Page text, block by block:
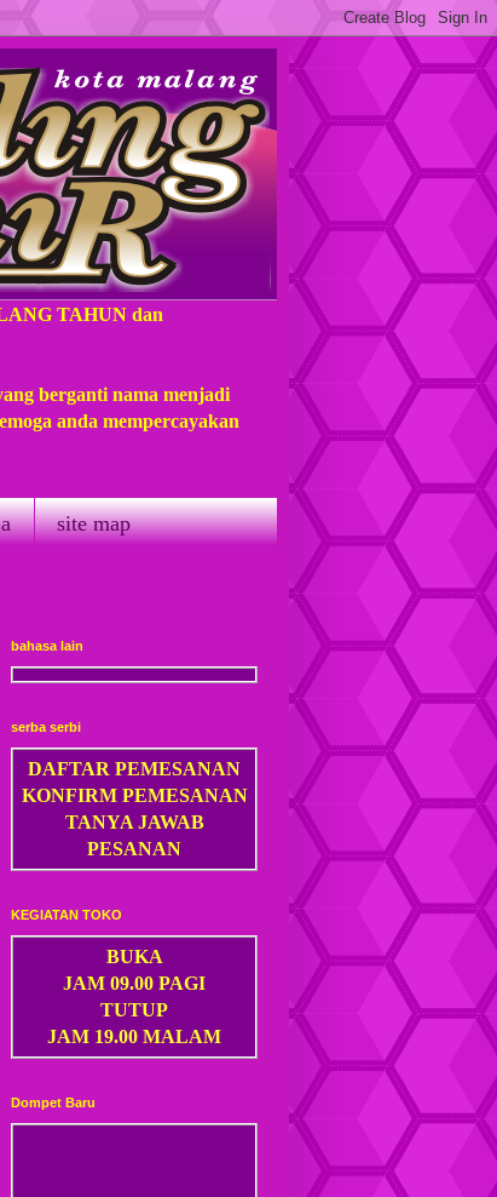
TAHUN dan
berganti nama menjadi
anda mempercayakan
site map
bahasa lain
serba serbi
DAFTAR PEMESANAN
KONFIRM PEMESANAN
TANYA JAWAB
PESANAN
KEGIATAN TOKO
BUKA
JAM 09.00 PAGI
TUTUP
JAM 19.00 MALAM
Dompet Baru